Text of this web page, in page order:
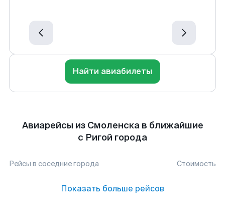
Найти авиабилеты
Авиарейсы из Смоленска в ближайшие
с Ригой города
Рейсы в соседние города Стоимость
Показать больше рейсов